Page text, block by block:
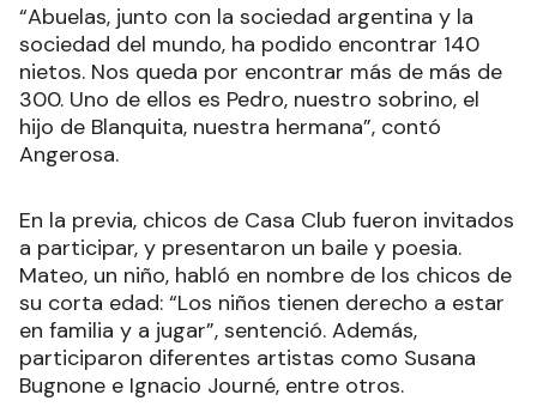
“Abuelas, junto con la sociedad argentina y la
sociedad del mundo, ha podido encontrar 140
nietos. Nos queda por encontrar más de más de
300. Uno de ellos es Pedro, nuestro sobrino, el
hijo de Blanquita, nuestra hermana”, contó
Angerosa.
En la previa, chicos de Casa Club fueron invitados
a participar, y presentaron un baile y poesia.
Mateo, un niño, habló en nombre de los chicos de
su corta edad: “Los niños tienen derecho a estar
en familia y a jugar”, sentenció. Además,
participaron diferentes artistas como Susana
Bugnone e Ignacio Journé, entre otros.